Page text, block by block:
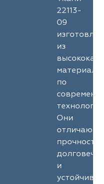
22113-
09
из
по
Они
и